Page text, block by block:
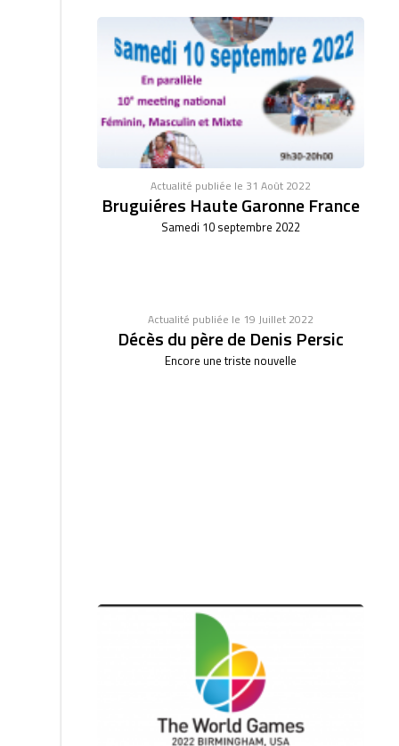
Actualité publiée le 31 Août 2022
Bruguiéres Haute Garonne France
Samedi 10 septembre 2022
Actualité publiée le 19 Juillet 2022
Décès du père de Denis Persic
Encore une triste nouvelle